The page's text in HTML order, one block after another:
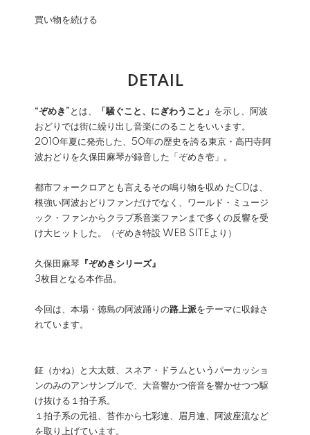
買い物を続ける
DETAIL
“ぞめき” とは、 「騒ぐこと、にぎわうこと」 を示し、阿波
おどりでは街に繰り出し音楽にのることをいいます。
2010年夏に発売した、50年の歴史を誇る東京・高円寺阿
波おどりを久保田麻琴が録音した「ぞめき壱」。
都市フォークロアとも言えるその鳴り物を収め たCDは、
根強い阿波おどりファンだけでなく、ワールド・ミュージ
ック・ファンからクラブ系音楽ファンまで多くの反響を受
け大ヒットした。（ぞめき特設 WEB SITEより）
久保田麻琴 『ぞめきシリーズ』
3枚目となる本作品。
今回は、本場・徳島の阿波踊りの路上派をテーマに収録さ
れています。
鉦（かね）と大太鼓、スネア・ドラムというパーカッショ
ンのみのアンサンブルで、大音響かつ倍音を響かせつつ駆
け抜ける１拍子系。
１拍子系の元祖、苔作から七彩連、眉月連、阿波座流など
を取り上げています。